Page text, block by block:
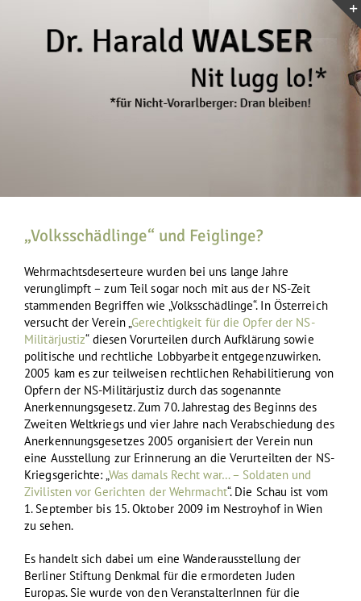
„Volksschädlinge“ und Feiglinge?
Wehrmachtsdeserteure wurden bei uns lange Jahre
verunglimpft – zum Teil sogar noch mit aus der NS-Zeit
stammenden Begriffen wie „Volksschädlinge“. In Österreich
versucht der Verein „Gerechtigkeit für die Opfer der NS-
Militärjustiz“ diesen Vorurteilen durch Aufklärung sowie
politische und rechtliche Lobbyarbeit entgegenzuwirken.
2005 kam es zur teilweisen rechtlichen Rehabilitierung von
Opfern der NS-Militärjustiz durch das sogenannte
Anerkennungsgesetz. Zum 70. Jahrestag des Beginns des
Zweiten Weltkriegs und vier Jahre nach Verabschiedung des
Anerkennungsgesetzes 2005 organisiert der Verein nun
eine Ausstellung zur Erinnerung an die Verurteilten der NS-
Kriegsgerichte: „Was damals Recht war… – Soldaten und
Zivilisten vor Gerichten der Wehrmacht“. Die Schau ist vom
1. September bis 15. Oktober 2009 im Nestroyhof in Wien
zu sehen.
Es handelt sich dabei um eine Wanderausstellung der
Berliner Stiftung Denkmal für die ermordeten Juden
Europas. Sie wurde von den VeranstalterInnen für die